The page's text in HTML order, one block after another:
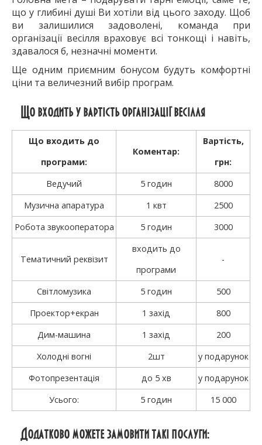
що у глибині душі Ви хотіли від цього заходу. Щоб
ви залишилися задоволені, команда при
організації весілля враховує всі тонкощі і навіть,
здавалося б, незначні моменти.
Ще одним приємним бонусом будуть комфортні
ціни та величезний вибір програм.
Що входить у вартість організації весілля
Що входить до
програми:
Коментар:
Вартість,
грн:
Ведучий
5 годин
8000
Музична апаратура
1 квт
2500
Робота звукооператора
5 годин 3000
Тематичний реквізит
входить до
програми
-
Світломузика 5 годин
500
Проектор+екран
1 захід
800
Дим-машина
1 захід
200
Холодні вогні
2шт
у подарунок
Фотопрезентація
до 5 хв
у подарунок
Усього:
5 годин 15 000
Додатково можете замовити такі послуги: